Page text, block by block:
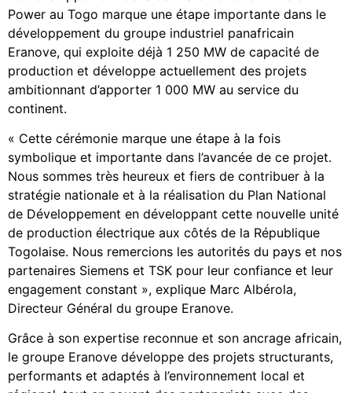
Power au Togo marque une étape importante dans le
développement du groupe industriel panafricain
Eranove, qui exploite déjà 1 250 MW de capacité de
production et développe actuellement des projets
ambitionnant d’apporter 1 000 MW au service du
continent.
« Cette cérémonie marque une étape à la fois
symbolique et importante dans l’avancée de ce projet.
Nous sommes très heureux et fiers de contribuer à la
stratégie nationale et à la réalisation du Plan National
de Développement en développant cette nouvelle unité
de production électrique aux côtés de la République
Togolaise. Nous remercions les autorités du pays et nos
partenaires Siemens et TSK pour leur confiance et leur
engagement constant », explique Marc Albérola,
Directeur Général du groupe Eranove.
Grâce à son expertise reconnue et son ancrage africain,
le groupe Eranove développe des projets structurants,
performants et adaptés à l’environnement local et